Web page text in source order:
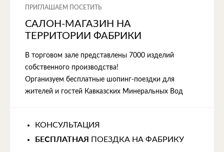
ПРИГЛАШАЕМ ПОСЕТИТЬ
САЛОН-МАГАЗИН НА
ТЕРРИТОРИИ ФАБРИКИ
В торговом зале представлены 7000 изделий
собственного производства!
Организуем бесплатные шопинг-поездки для
жителей и гостей Кавказских Минеральных Вод
КОНСУЛЬТАЦИЯ
БЕСПЛАТНАЯ ПОЕЗДКА НА ФАБРИКУ